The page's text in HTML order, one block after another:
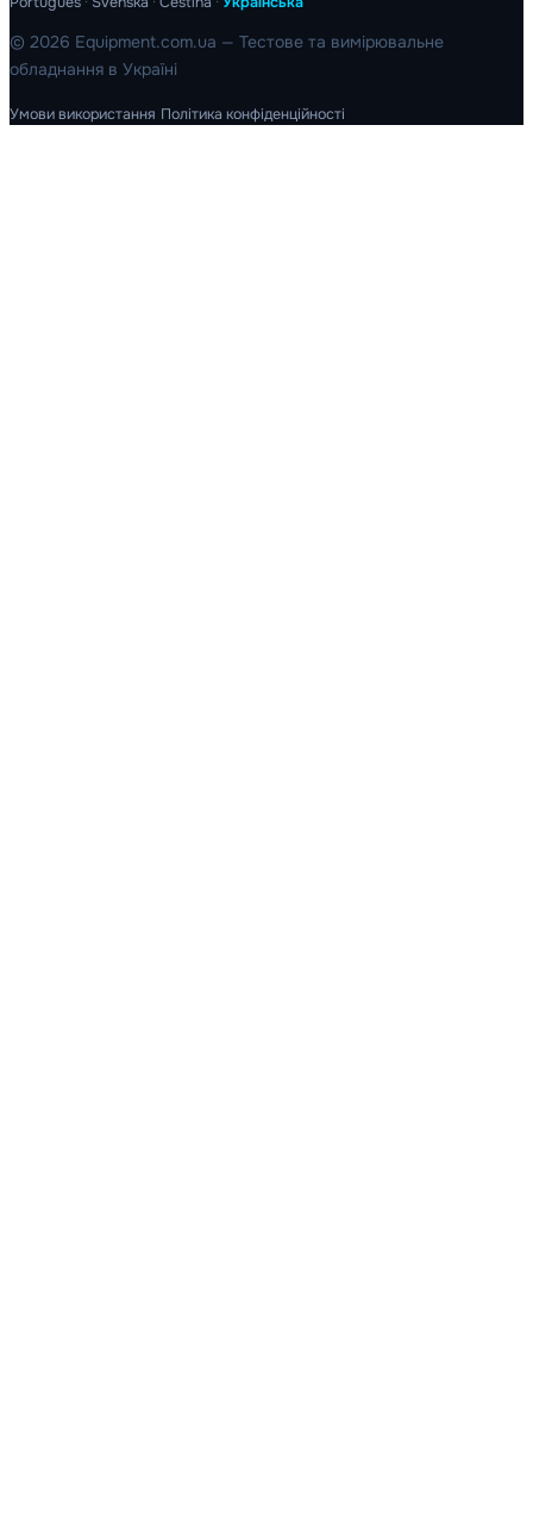
© 2026 Equipment.com.ua — Тестове та вимірювальне
обладнання в Україні
Умови використання Політика конфіденційності